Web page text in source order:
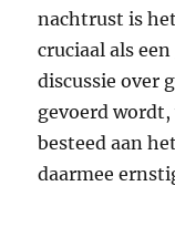
nachtrust is
cruciaal als
discussie over
gevoerd
besteed aan
daarmee